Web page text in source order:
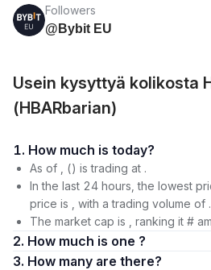
Followers
@Bybit EU
Usein kysyttyä kolikosta
(HBARbarian)
1. How much is today?
As of , () is trading at .
In the last 24 hours, the lowest
price is , with a trading volume of .
The market cap is , ranking it #
2. How much is one ?
3. How many are there?